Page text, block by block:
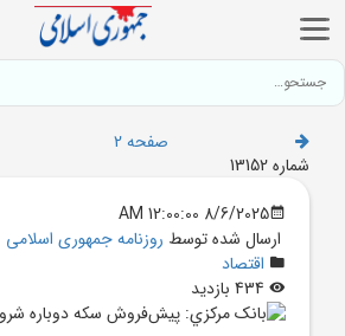
صفحه 2
شماره 13152
8/6/2025 12:00:00 AM
ارسال شده توسط روزنامه جمهوری اسلامی
اقتصاد